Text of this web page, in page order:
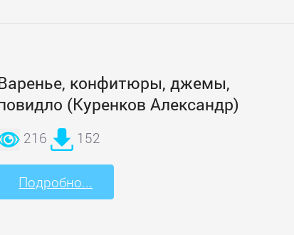
конфитюры, джемы,
(Куренков Александр)
216 152
Подробно...